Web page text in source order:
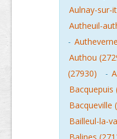
Aulnay-sur-
Autheuil-
-
Authou
(27930)
-
Bacquepuis
Bacqueville
Bailleul-la-